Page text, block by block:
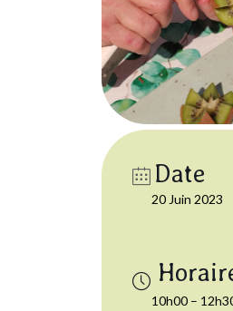
Date
20 Juin 2023
10h00 –